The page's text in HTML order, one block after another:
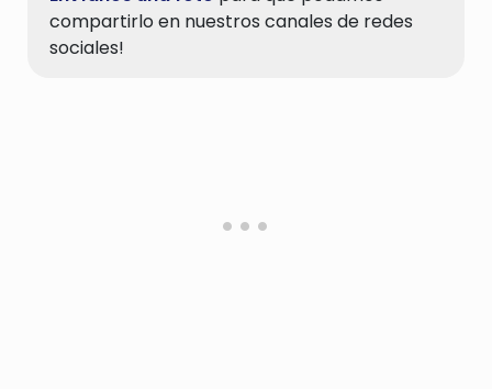
compartirlo en nuestros canales de redes
sociales!